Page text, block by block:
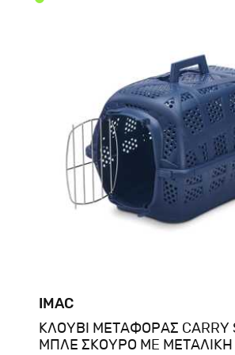
IMAC
ΚΛΟΥΒΙ ΜΕΤΑΦΟΡΑΣ CARRY
ΜΠΛΕ ΣΚΟΥΡΟ ME